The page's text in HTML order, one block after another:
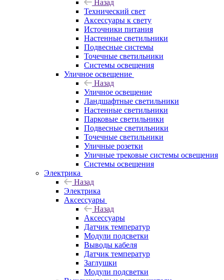
Назад
Технический свет
Аксессуары к свету
Источники питания
Настенные светильники
Подвесные системы
Точечные светильники
Системы освещения
Уличное освещение
Назад
Уличное освещение
Ландшафтные светильники
Настенные светильники
Парковые светильники
Подвесные светильники
Точечные светильники
Уличные розетки
Уличные трековые системы освещения
Системы освещения
Электрика
Назад
Электрика
Аксессуары
Назад
Аксессуары
Датчик температур
Модули подсветки
Выводы кабеля
Датчик температур
Заглушки
Модули подсветки